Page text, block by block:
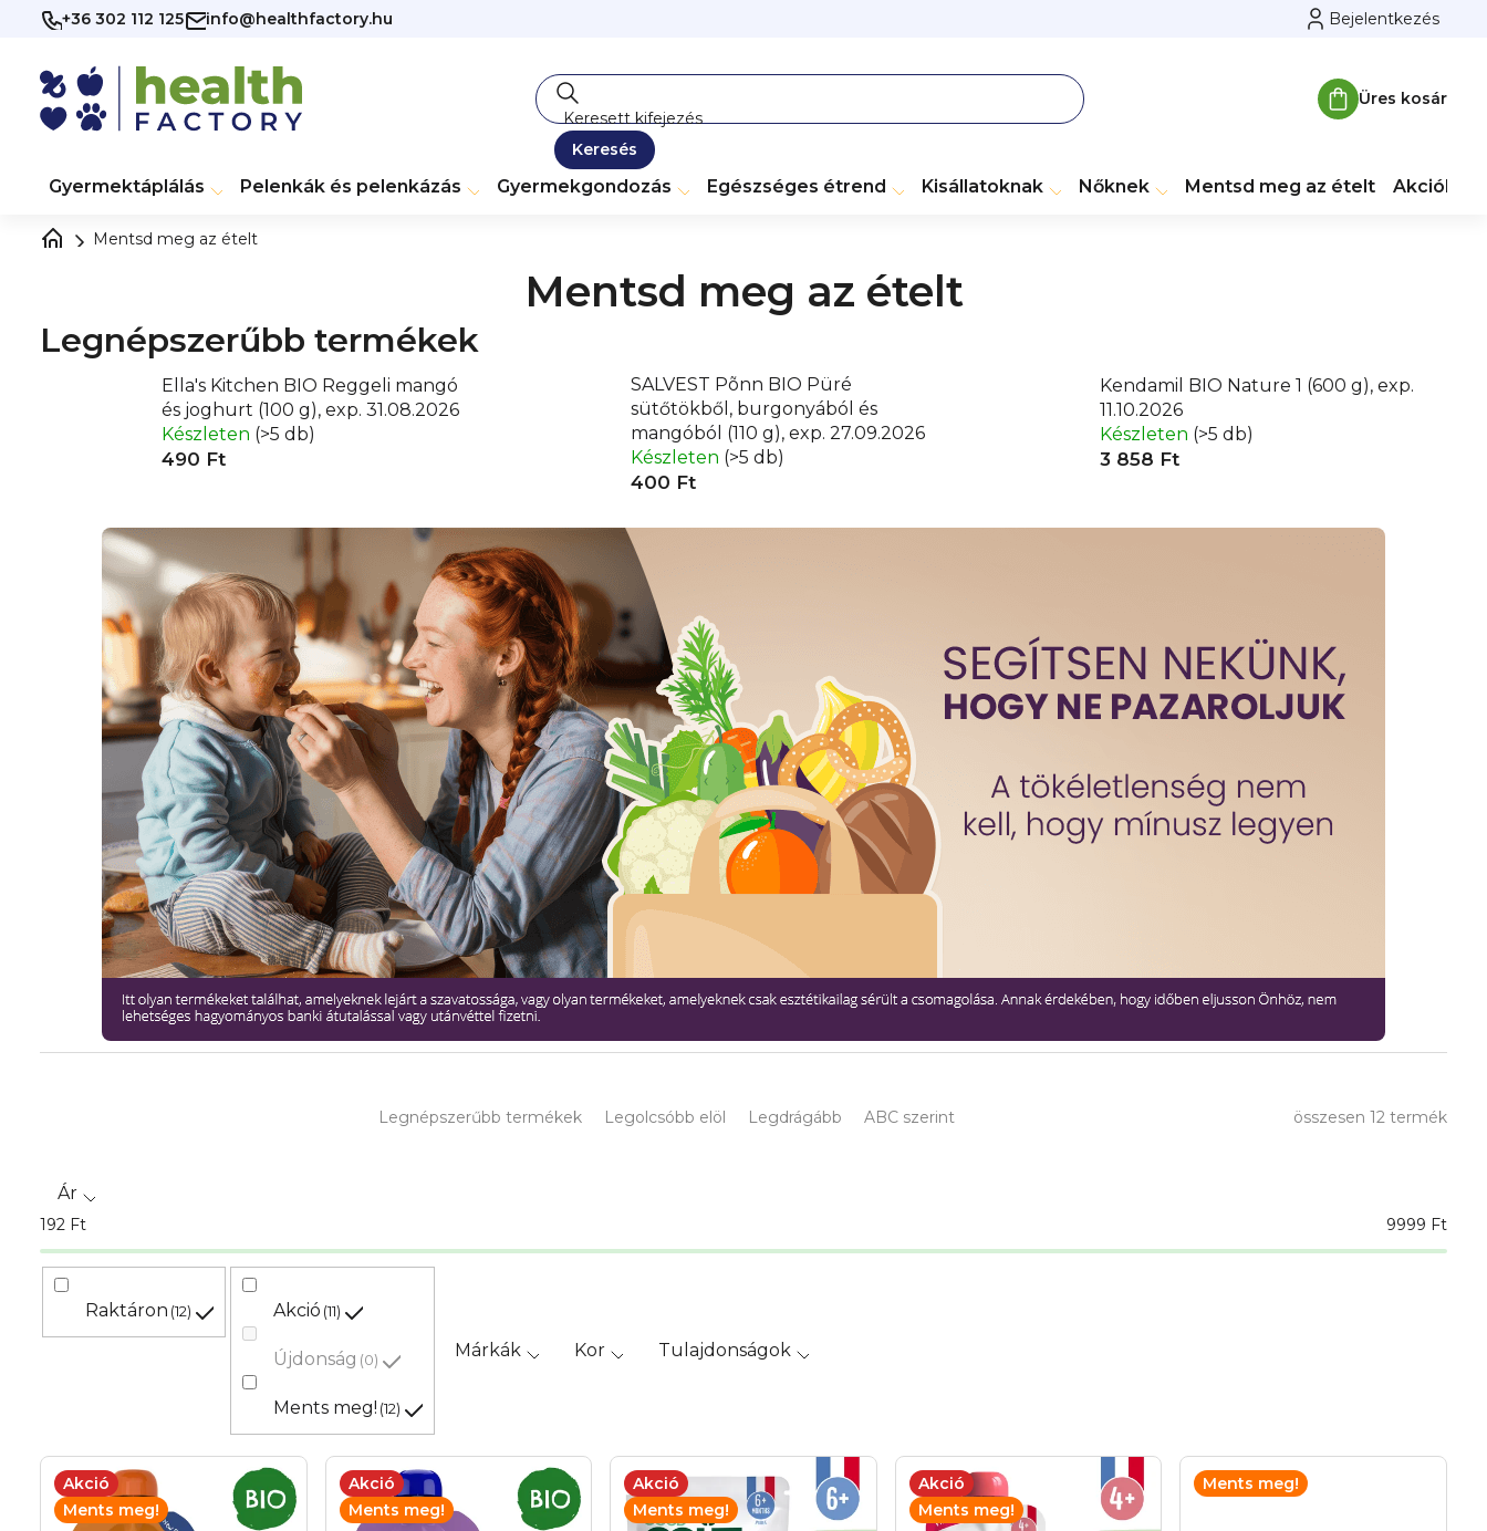
Ugrás
tartalomhoz
+36 302 112 125 info@healthfactory.hu Bejelentkezés
Keresés
Kosár
Üres kosár
Gyermektáplálás Pelenkák és pelenkázás Gyermekgondozás Egészséges étrend Kisállatoknak Nőknek Mentsd meg az ételt Akciók
Mentsd meg az ételt
Mentsd meg az ételt
Legnépszerűbb termékek
Ella's Kitchen BIO Reggeli mangó
és joghurt (100 g), exp. 31.08.2026
Készleten (>5 db)
490 Ft
SALVEST Põnn BIO Püré
sütőtökből, burgonyából és
mangóból (110 g), exp. 27.09.2026
Készleten (>5 db)
400 Ft
Kendamil BIO Nature 1 (600 g), exp.
11.10.2026
Készleten (>5 db)
3 858 Ft
T
é
e
k
r
e
Legnépszerűbb termékek Legolcsóbb elöl Legdrágább ABC szerint összesen 12 termék
Ár
192 Ft 9999 Ft
Raktáron 12 Akció 11
Újdonság 0
Ments meg! 12
Márkák Kor Tulajdonságok
T
e
Akció
Ments meg!
Akció
Ments meg!
Akció
Ments meg!
Akció
Ments meg!
Ments meg!